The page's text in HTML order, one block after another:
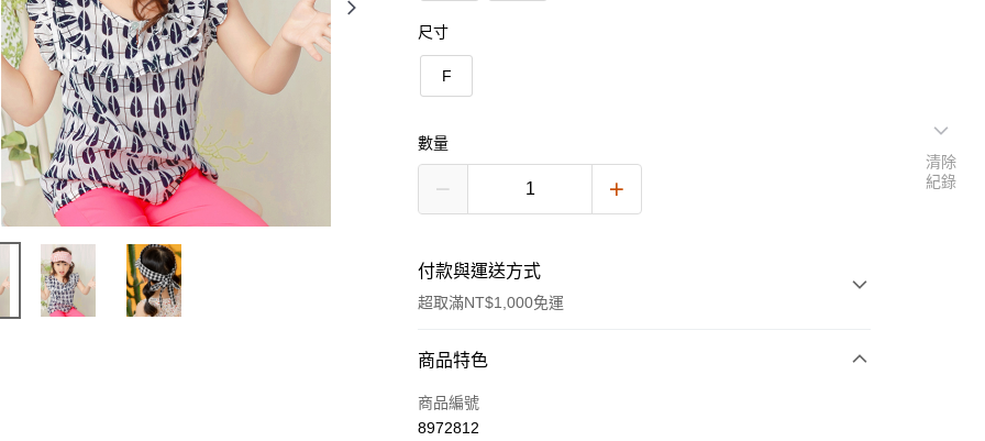
尺寸
F
數量
付款與運送方式
超取滿NT$1,000免運
付款方式
信用卡一次付款
商品特色
商品編號
8972812
清除
紀錄